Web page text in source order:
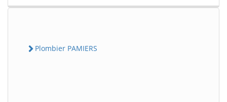
Plombier PAMIERS